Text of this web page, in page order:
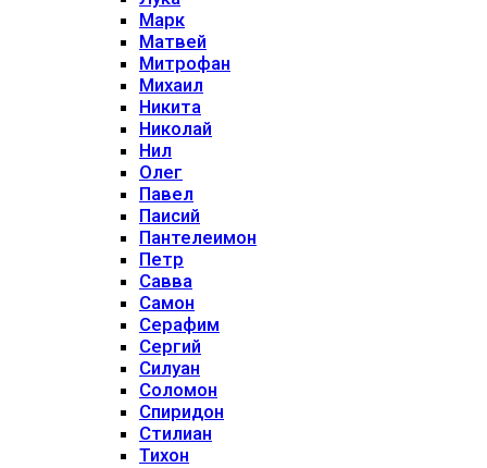
Марк
Матвей
Митрофан
Михаил
Никита
Николай
Нил
Олег
Павел
Паисий
Пантелеимон
Петр
Савва
Самон
Серафим
Сергий
Силуан
Соломон
Спиридон
Стилиан
Тихон